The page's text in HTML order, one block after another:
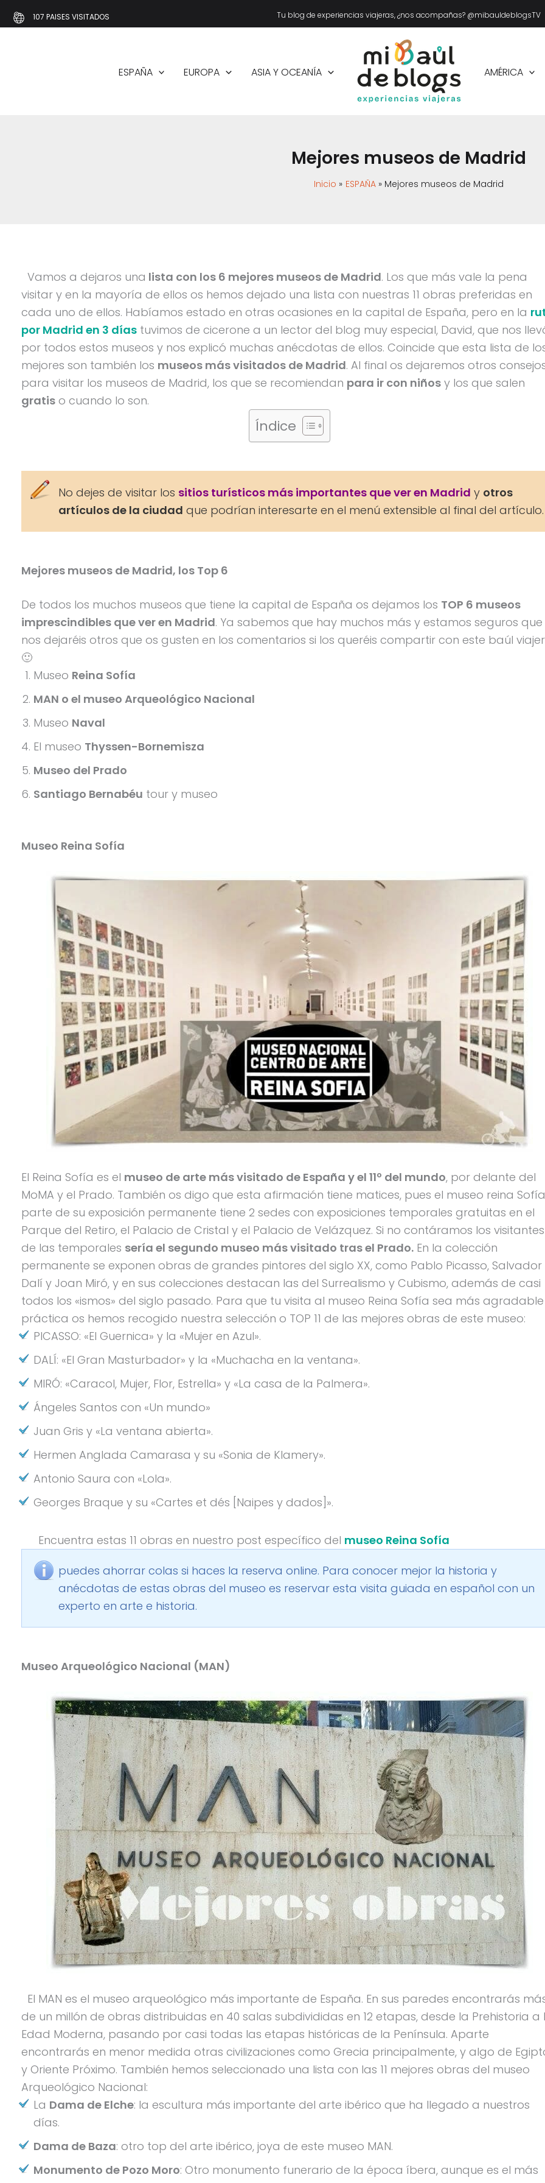
al
107 PAISES VISITADOS Tu blog de experiencias viajeras, ¿nos acompañas? @mibauldeblogsTV
ESPAÑA EUROPA ASIA Y OCEANÍA AMÉRICA
Mejores museos de Madrid
Inicio ESPAÑA Mejores museos de Madrid
Vamos a dejaros una lista con los 6 mejores museos de Madrid. Los que más vale la pena
visitar y en la mayoría de ellos os hemos dejado una lista con nuestras 11 obras preferidas en
cada uno de ellos. Habíamos estado en otras ocasiones en la capital de España, pero en la
por Madrid en 3 días tuvimos de cicerone a un lector del blog muy especial, David, que nos
por todos estos museos y nos explicó muchas anécdotas de ellos. Coincide que esta lista de
mejores son también los museos más visitados de Madrid. Al final os dejaremos otros
para visitar los museos de Madrid, los que se recomiendan para ir con niños y los que salen
gratis o cuando lo son.
Índice
No dejes de visitar los sitios turísticos más importantes que ver en Madrid y otros
artículos de la ciudad que podrían interesarte en el menú extensible al final del artículo.
Mejores museos de Madrid, los Top 6
De todos los muchos museos que tiene la capital de España os dejamos los TOP 6 museos
imprescindibles que ver en Madrid. Ya sabemos que hay muchos más y estamos seguros que
nos dejaréis otros que os gusten en los comentarios si los queréis compartir con este baúl
🙂
Museo Reina Sofía
MAN o el museo Arqueológico Nacional
Museo Naval
El museo Thyssen-Bornemisza
Museo del Prado
Santiago Bernabéu tour y museo
Museo Reina Sofía
El Reina Sofía es el museo de arte más visitado de España y el 11º del mundo, por delante del
MoMA y el Prado. También os digo que esta afirmación tiene matices, pues el museo reina
parte de su exposición permanente tiene 2 sedes con exposiciones temporales gratuitas en el
Parque del Retiro, el Palacio de Cristal y el Palacio de Velázquez. Si no contáramos los visitantes
de las temporales sería el segundo museo más visitado tras el Prado. En la colección
permanente se exponen obras de grandes pintores del siglo XX, como Pablo Picasso, Salvador
Dalí y Joan Miró, y en sus colecciones destacan las del Surrealismo y Cubismo, además de casi
todos los «ismos» del siglo pasado. Para que tu visita al museo Reina Sofía sea más
práctica os hemos recogido nuestra selección o TOP 11 de las mejores obras de este museo:
PICASSO: «El Guernica» y la «Mujer en Azul».
DALÍ: «El Gran Masturbador» y la «Muchacha en la ventana».
MIRÓ: «Caracol, Mujer, Flor, Estrella» y «La casa de la Palmera».
Ángeles Santos con «Un mundo»
Juan Gris y «La ventana abierta».
Hermen Anglada Camarasa y su «Sonia de Klamery».
Antonio Saura con «Lola».
Georges Braque y su «Cartes et dés [Naipes y dados]».
Encuentra estas 11 obras en nuestro post específico del museo Reina Sofía
puedes ahorrar colas si haces la reserva online. Para conocer mejor la historia y
anécdotas de estas obras del museo es reservar esta visita guiada en español con un
experto en arte e historia.
Museo Arqueológico Nacional (MAN)
El MAN es el museo arqueológico más importante de España. En sus paredes encontrarás
de un millón de obras distribuidas en 40 salas subdivididas en 12 etapas, desde la Prehistoria a
Edad Moderna, pasando por casi todas las etapas históricas de la Península. Aparte
encontrarás en menor medida otras civilizaciones como Grecia principalmente, y algo de
y Oriente Próximo. También hemos seleccionado una lista con las 11 mejores obras del museo
Arqueológico Nacional:
La Dama de Elche: la escultura más importante del arte ibérico que ha llegado a nuestros
días.
Dama de Baza: otro top del arte ibérico, joya de este museo MAN.
Monumento de Pozo Moro: Otro monumento funerario de la época íbera, aunque es el más